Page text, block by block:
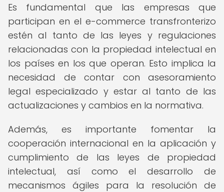
Es fundamental que las empresas que
participan en el e-commerce transfronterizo
estén al tanto de las leyes y regulaciones
relacionadas con la propiedad intelectual en
los países en los que operan. Esto implica la
necesidad de contar con asesoramiento
legal especializado y estar al tanto de las
actualizaciones y cambios en la normativa.
Además, es importante fomentar la
cooperación internacional en la aplicación y
cumplimiento de las leyes de propiedad
intelectual, así como el desarrollo de
mecanismos ágiles para la resolución de